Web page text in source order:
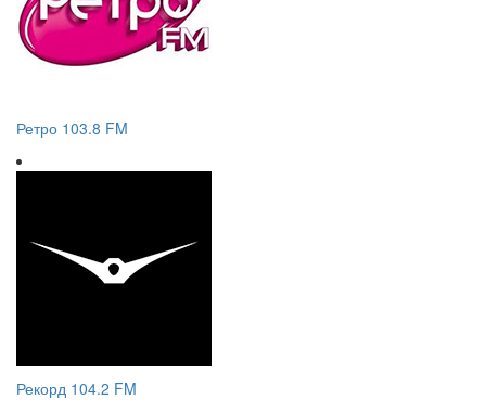
Ретро 103.8 FM
Рекорд 104.2 FM